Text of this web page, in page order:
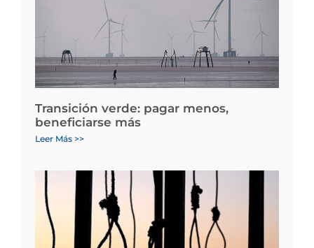
Transición verde: pagar menos,
beneficiarse más
Leer Más >>